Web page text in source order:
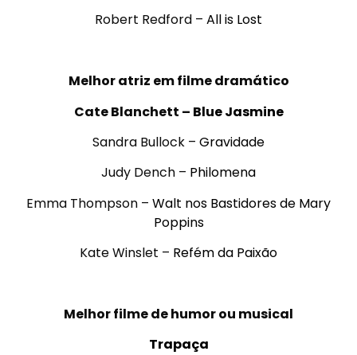
Robert Redford – All is Lost
Melhor atriz em filme dramático
Cate Blanchett – Blue Jasmine
Sandra Bullock – Gravidade
Judy Dench – Philomena
Emma Thompson – Walt nos Bastidores de Mary
Poppins
Kate Winslet – Refém da Paixão
Melhor filme de humor ou musical
Trapaça